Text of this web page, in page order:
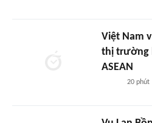
Việt Nam
thị trường
ASEAN
20 phút